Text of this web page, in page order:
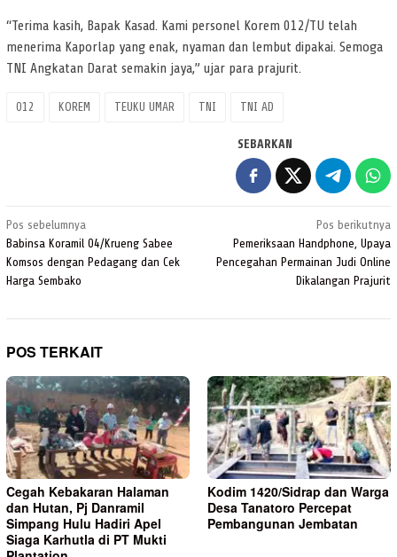
“Terima kasih, Bapak Kasad. Kami personel Korem 012/TU telah
menerima Kaporlap yang enak, nyaman dan lembut dipakai. Semoga
TNI Angkatan Darat semakin jaya,” ujar para prajurit.
012 KOREM TEUKU UMAR TNI TNI AD
SEBARKAN
Navigasi
pos
Pos sebelumnya
Babinsa Koramil 04/Krueng Sabee
Komsos dengan Pedagang dan Cek
Harga Sembako
Pos berikutnya
Pemeriksaan Handphone, Upaya
Pencegahan Permainan Judi Online
Dikalangan Prajurit
POS TERKAIT
Cegah Kebakaran Halaman
dan Hutan, Pj Danramil
Simpang Hulu Hadiri Apel
Siaga Karhutla di PT Mukti
Kodim 1420/Sidrap dan Warga
Desa Tanatoro Percepat
Pembangunan Jembatan